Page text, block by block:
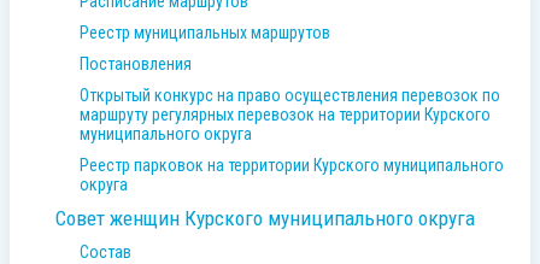
Реестр муниципальных маршрутов
Постановления
Открытый конкурс на право осуществления перевозок по
маршруту регулярных перевозок на территории Курского
муниципального округа
Реестр парковок на территории Курского муниципального
округа
Совет женщин Курского муниципального округа
Состав